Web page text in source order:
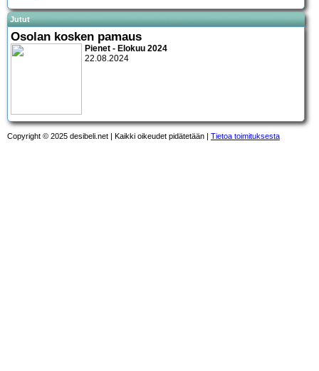
Jutut
Osolan kosken pamaus
Pienet - Elokuu 2024
22.08.2024
Copyright © 2025 desibeli.net | Kaikki oikeudet pidätetään | Tietoa toimituksesta